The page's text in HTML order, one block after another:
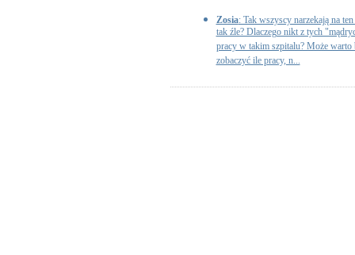
Zosia: Tak wszyscy narzekają na
tak źle? Dlaczego nikt z tych
pracy w takim szpitalu? Może
zobaczyć ile pracy, n...